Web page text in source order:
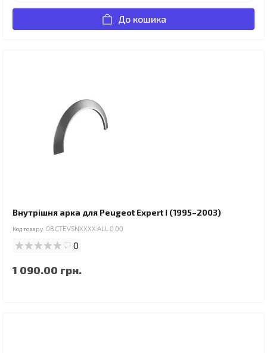
До кошика
Внутрішня арка для Peugeot Expert I (1995–2003)
Код товару: 08.CTEVSNXXXX.ALL.0.00
0
1 090.00 грн.